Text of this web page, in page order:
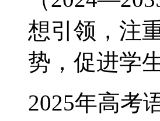
想引领，注
势，促进学
2025年高考